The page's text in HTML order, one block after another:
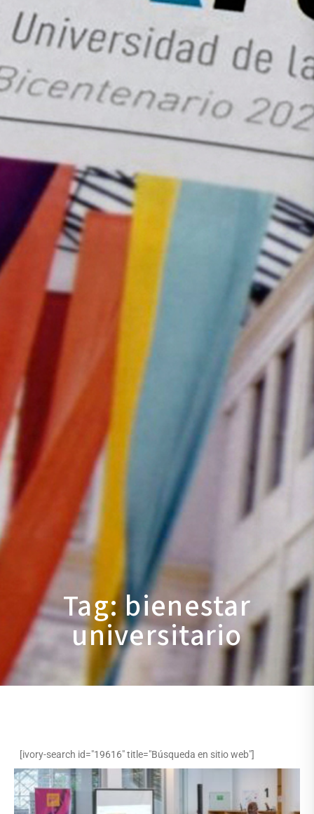
Tag: bienestar
universitario
[ivory-search id="19616" title="Búsqueda en sitio web"]